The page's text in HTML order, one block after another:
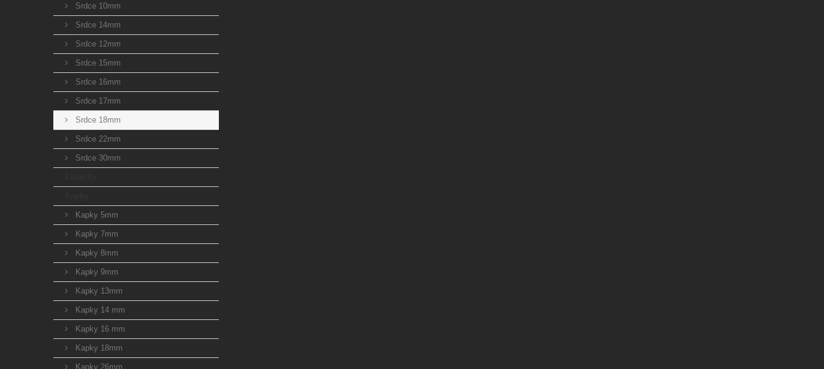
Srdce 10mm
Srdce 14mm
Srdce 12mm
Srdce 15mm
Srdce 16mm
Srdce 17mm
Srdce 18mm
Srdce 22mm
Srdce 30mm
Kapky 5mm
Kapky 7mm
Kapky 8mm
Kapky 9mm
Kapky 13mm
Kapky 14 mm
Kapky 16 mm
Kapky 18mm
Kapky 26mm